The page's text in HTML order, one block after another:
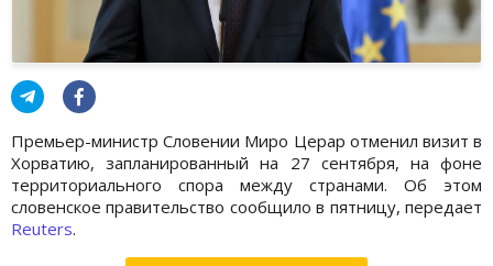
Премьер-министр Словении Миро Церар отменил визит в
Хорватию, запланированный на 27 сентября, на фоне
территориального спора между странами. Об этом
словенское правительство сообщило в пятницу, передает
Reuters.